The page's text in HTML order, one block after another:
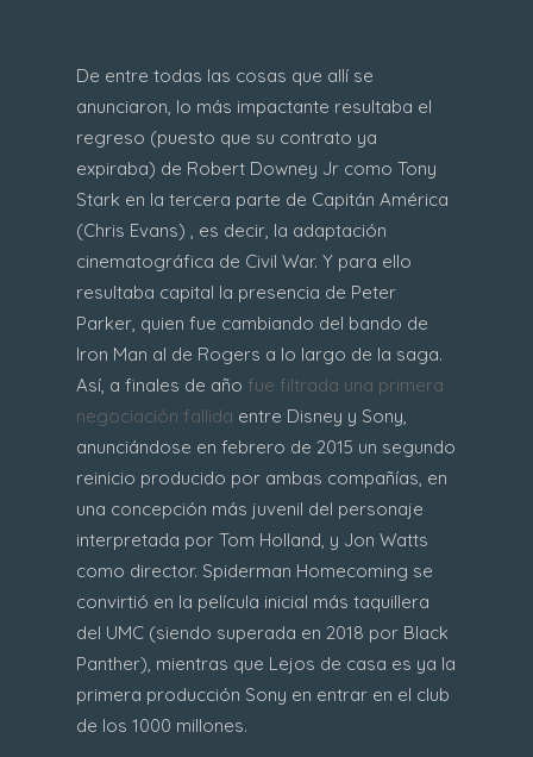
De entre todas las cosas que allí se
anunciaron, lo más impactante resultaba el
regreso (puesto que su contrato ya
expiraba) de Robert Downey Jr como Tony
Stark en la tercera parte de Capitán América
(Chris Evans) , es decir, la adaptación
cinematográfica de Civil War. Y para ello
resultaba capital la presencia de Peter
Parker, quien fue cambiando del bando de
Iron Man al de Rogers a lo largo de la saga.
Así, a finales de año fue filtrada una primera
negociación fallida entre Disney y Sony,
anunciándose en febrero de 2015 un segundo
reinicio producido por ambas compañías, en
una concepción más juvenil del personaje
interpretada por Tom Holland, y Jon Watts
como director. Spiderman Homecoming se
convirtió en la película inicial más taquillera
del UMC (siendo superada en 2018 por Black
Panther), mientras que Lejos de casa es ya la
primera producción Sony en entrar en el club
de los 1000 millones.